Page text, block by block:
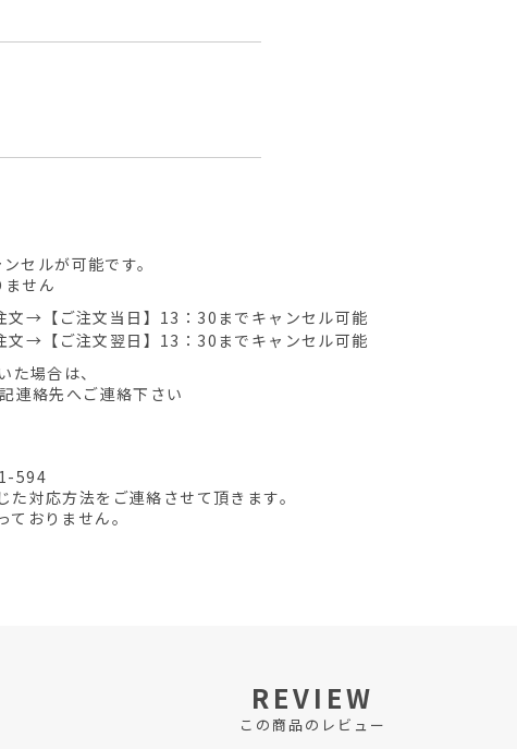
セルが可能です。
せん
文→【ご注文当日】13：30までキャンセル可能
文→【ご注文翌日】13：30までキャンセル可能
た場合は、
連絡先へご連絡下さい
594
対応方法をご連絡させて頂きます。
おりません。
REVIEW
この商品のレビュー